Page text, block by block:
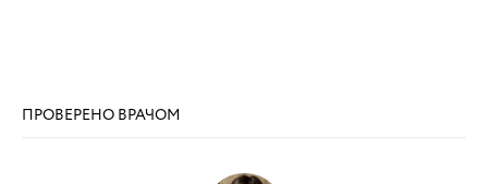
ПРОВЕРЕНО ВРАЧОМ